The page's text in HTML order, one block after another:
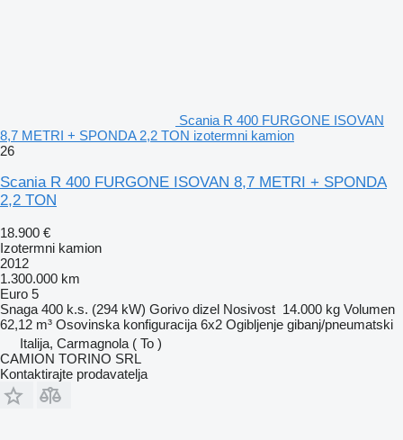
Scania R 400 FURGONE ISOVAN
8,7 METRI + SPONDA 2,2 TON izotermni kamion
26
Scania R 400 FURGONE ISOVAN 8,7 METRI + SPONDA
2,2 TON
18.900 €
Izotermni kamion
2012
1.300.000 km
Euro 5
Snaga 400 k.s. (294 kW) Gorivo dizel Nosivost 14.000 kg Volumen
62,12 m³ Osovinska konfiguracija 6x2 Ogibljenje gibanj/pneumatski
Italija, Carmagnola ( To )
CAMION TORINO SRL
Kontaktirajte prodavatelja